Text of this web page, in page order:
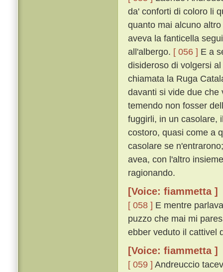
da' conforti di coloro li
quanto mai alcuno
aveva la fanticella
all'albergo. [ 056 ] E a
disideroso di volgersi
chiamata la Ruga
davanti si vide due che
temendo non fosser
fuggirli, in un casolare,
costoro, quasi come a
casolare se
avea, con l'altro
ragionando.
[Voice: fiammetta ]
[ 058 ] E mentre
puzzo che mai mi
ebber veduto il cattivel
[Voice: fiammetta ]
[ 059 ] Andreuccio